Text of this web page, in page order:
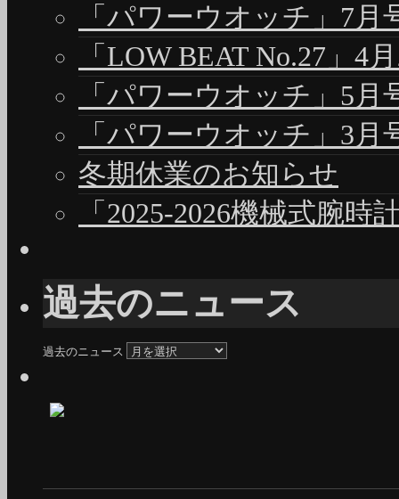
「パワーウオッチ」7月
「LOW BEAT No.27」4
「パワーウオッチ」5月
「パワーウオッチ」3月
冬期休業のお知らせ
「2025-2026機械式腕時
過去のニュース
過去のニュース